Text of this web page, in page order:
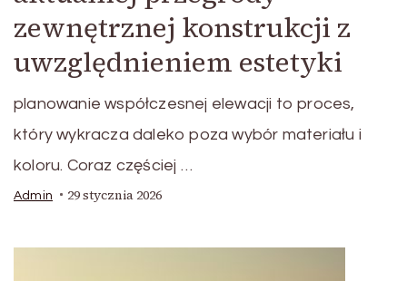
zewnętrznej konstrukcji z
uwzględnieniem estetyki
planowanie współczesnej elewacji to proces,
który wykracza daleko poza wybór materiału i
koloru. Coraz częściej …
Admin 29 stycznia 2026